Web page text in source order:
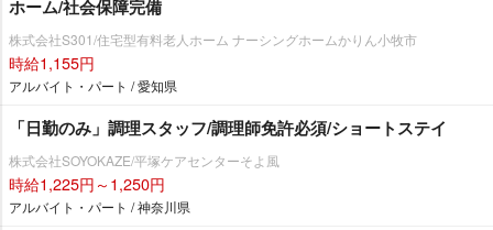
ホーム/社会保障完備
株式会社S301/住宅型有料老人ホーム ナーシングホームかりん小牧市
時給1,155円
アルバイト・パート / 愛知県
「日勤のみ」調理スタッフ/調理師免許必須/ショートステイ
株式会社SOYOKAZE/平塚ケアセンターそよ風
時給1,225円～1,250円
アルバイト・パート / 神奈川県